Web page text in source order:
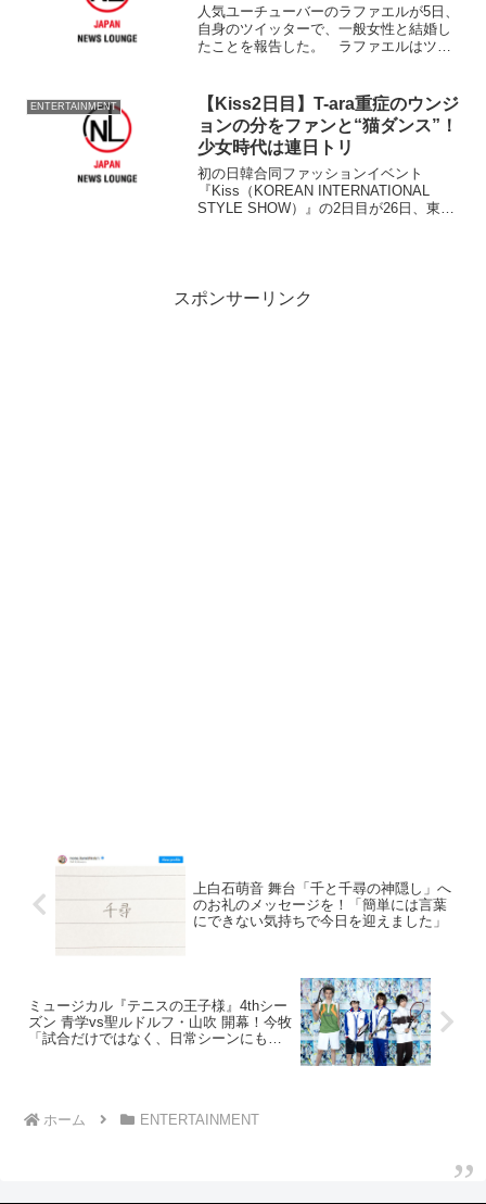
人気ユーチューバーのラファエルが5日、
自身のツイッターで、一般女性と結婚し
たことを報告した。 ラファエルはツイ
ENTERTAINMENT
【Kiss2日目】T-ara重症のウンジ
ョンの分をファンと“猫ダンス”！
少女時代は連日トリ
初の日韓合同ファッションイベント
『Kiss（KOREAN INTERNATIONAL
STYLE SHOW）』の2日目が26日、東
スポンサーリンク
上白石萌音 舞台「千と千尋の神隠し」へ
のお礼のメッセージを！「簡単には言葉
にできない気持ちで今日を迎えました」
ミュージカル『テニスの王子様』4thシー
ズン 青学vs聖ルドルフ・山吹 開幕！今牧
「試合だけではなく、日常シーンにも注
ホーム ENTERTAINMENT